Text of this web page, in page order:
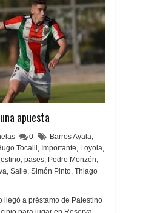
apuesta
0 Barros Ayala,
Tocalli, Importante, Loyola,
, pases, Pedro Monzón,
, Salle, Simón Pinto, Thiago
llegó a préstamo de Palestino